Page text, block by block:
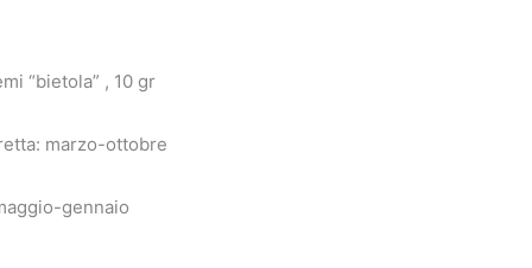
“bietola” , 10 gr
marzo-ottobre
gennaio